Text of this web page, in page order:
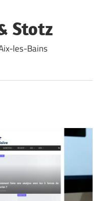
Stotz
les-Bains